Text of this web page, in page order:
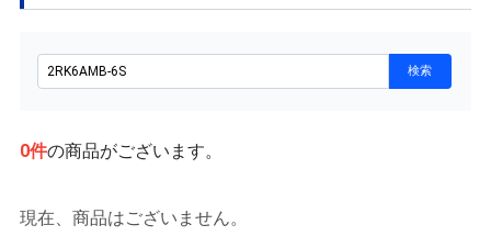
0件の商品がございます。
現在、商品はございません。